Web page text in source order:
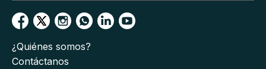
¿Quiénes somos?
Contáctanos